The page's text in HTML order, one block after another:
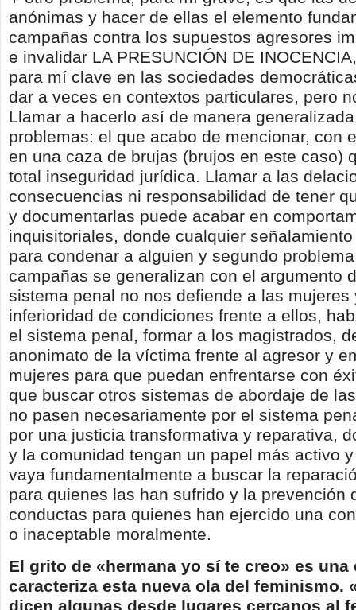
anónimas y hacer de ellas el elemento
campañas contra los supuestos agresores
e invalidar LA PRESUNCIÓN DE
para mí clave en las sociedades
dar a veces en contextos particulares, pero
Llamar a hacerlo así de manera
problemas: el que acabo de mencionar, con
en una caza de brujas (brujos en este caso)
total inseguridad jurídica. Llamar a las
consecuencias ni responsabilidad de tener
y documentarlas puede acabar en
inquisitoriales, donde cualquier
para condenar a alguien y segundo
campañas se generalizan con el argumento
sistema penal no nos defiende a las mujeres
inferioridad de condiciones frente a ellos,
el sistema penal, formar a los magistrados,
anonimato de la víctima frente al agresor y
mujeres para que puedan enfrentarse con
que buscar otros sistemas de abordaje de
no pasen necesariamente por el sistema
por una justicia transformativa y reparativa,
y la comunidad tengan un papel más activo
vaya fundamentalmente a buscar la
para quienes las han sufrido y la prevención
conductas para quienes han ejercido una
o inaceptable moralmente.
El grito de «hermana yo sí te creo» es
caracteriza esta nueva ola del feminismo.
dicen algunas desde lugares cercanos al